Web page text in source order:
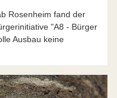
Rosenheim fand der
"A8 - Bürger
Ausbau keine